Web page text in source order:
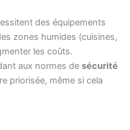
des équipements
zones humides (cuisines,
les coûts.
aux normes de sécurité
priorisée, même si cela